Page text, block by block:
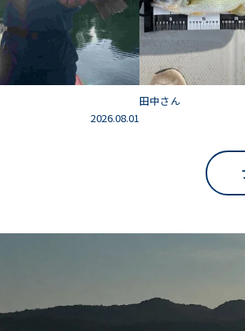
2026.08.01
田中さん